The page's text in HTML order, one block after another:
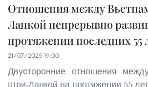
Отношения между
Ланкой непрерывно
протяжении последних 55
21/07/2025 19:00
Двусторонние отношения
Шри-Ланкой на протяжении 55